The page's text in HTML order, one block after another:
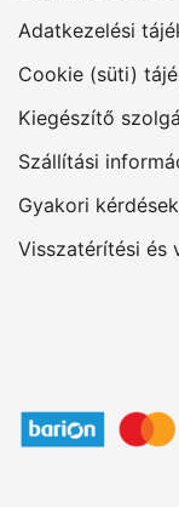
Adatkezelési
Cookie (süti)
Kiegészítő
Szállítási
Gyakori kérdések
Visszatérítési és